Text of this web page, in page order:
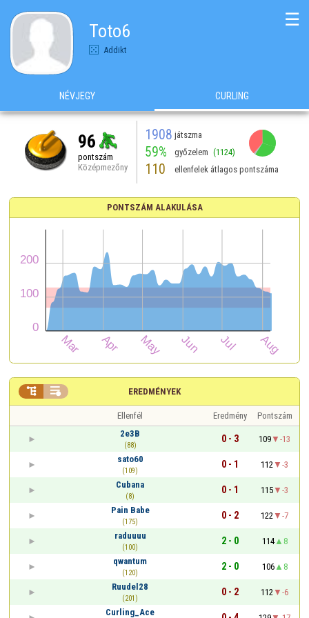
Toto6
Addikt
☰
NÉVJEGY CURLING
96
pontszám
Középmezőny
1908 játszma
59% győzelem (1124)
110 ellenfelek átlagos pontszáma
PONTSZÁM ALAKULÁSA
EREDMÉNYEK
 
Ellenfél Eredmény
Pontszám
2e3B
(88)
0 - 3 109
-13
sato60
(109)
0 - 1 112
-3
Cubana
(8)
0 - 1 115
-3
Pain Babe
(175)
0 - 2 122
-7
raduuuu
(100)
2 - 0 114
8
qwantum
(120)
2 - 0 106
8
Ruudel28
(201)
0 - 2 112
-6
Curling_Ace